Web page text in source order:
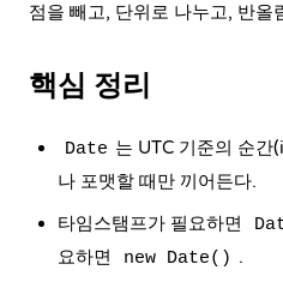
점을 빼고, 단위로 나누고, 반올
핵심 정리
Date 는 UTC 기준의 순
나 포맷할 때만 끼어든다.
타임스탬프가 필요하면
요하면
new Date() .